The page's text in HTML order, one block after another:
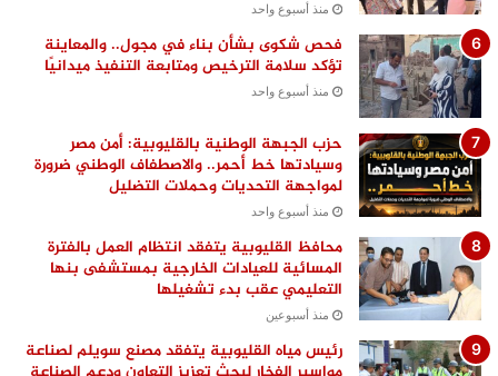
منذ أسبوع واحد
فحص شكوى بشأن بناء في مجول.. والمعاينة
تؤكد سلامة الترخيص ومتابعة التنفيذ ميدانيًا
منذ أسبوع واحد
حزب الجبهة الوطنية بالقليوبية: أمن مصر
وسيادتها خط أحمر.. والاصطفاف الوطني ضرورة
لمواجهة التحديات وحملات التضليل
منذ أسبوع واحد
محافظ القليوبية يتفقد انتظام العمل بالفترة
المسائية للعيادات الخارجية بمستشفى بنها
التعليمي عقب بدء تشغيلها
منذ أسبوعين
رئيس مياه القليوبية يتفقد مصنع سويلم لصناعة